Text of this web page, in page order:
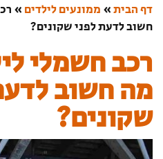
דף הבית»ממונעים לילדים»
חשוב לדעת לפני שקונים?
מה חשוב
שקונים?